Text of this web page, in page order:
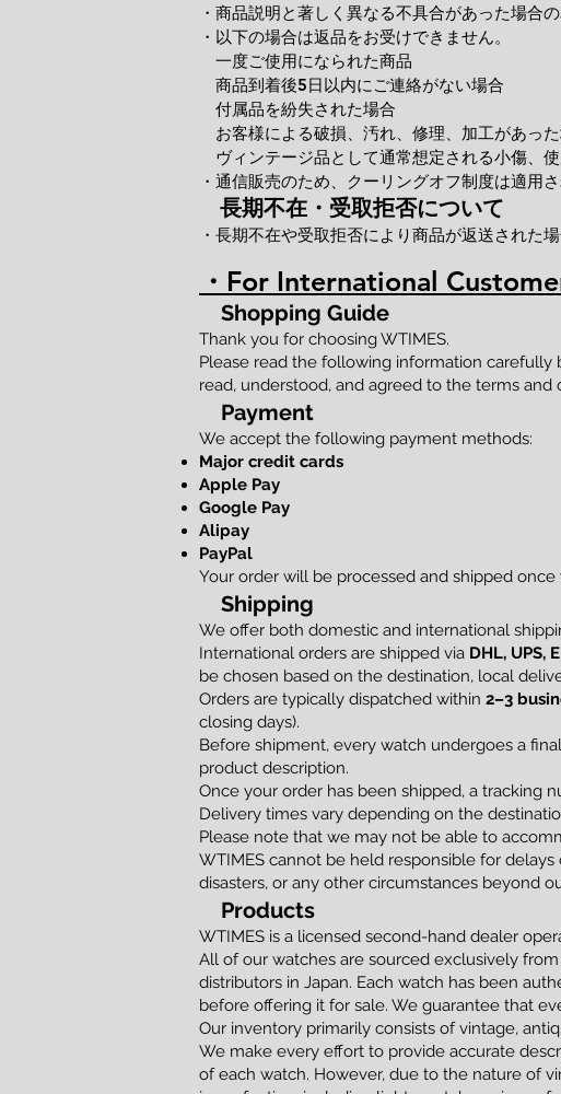
・商品説明と著しく異なる不具合があった場合
・以下の場合は返品をお受けできません。
一度ご使用になられた商品
商品到着後5日以内にご連絡がない場合
付属品を紛失された場合
お客様による破損、汚れ、修理、加工があっ
ヴィンテージ品として通常想定される小傷、
・通信販売のため、クーリングオフ制度は適用さ
長期不在・受取拒否について
・長期不在や受取拒否により商品が返送された
・For International
Shopping Guide
Thank you for choosing WTIMES.
Please read the following information
read, understood, and agreed to the terms
Payment
We accept the following payment methods:
Major credit cards
Apple Pay
Google Pay
Alipay
PayPal
Your order will be processed and shipped
Shipping
We offer both domestic and international
International orders are shipped via DHL, UPS,
be chosen based on the destination, local
Orders are typically dispatched within 2–3
closing days).
Before shipment, every watch undergoes a
product description.
Once your order has been shipped, a tracking
Delivery times vary depending on the
Please note that we may not be able to
WTIMES cannot be held responsible for
disasters, or any other circumstances beyond
Products
WTIMES is a licensed second-hand dealer
All of our watches are sourced exclusively
distributors in Japan. Each watch has been
before offering it for sale. We guarantee that
Our inventory primarily consists of vintage,
We make every effort to provide accurate
of each watch. However, due to the nature of